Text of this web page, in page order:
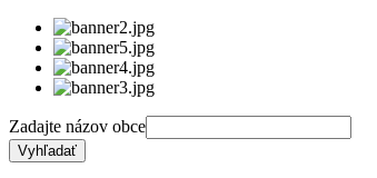
Zadajte názov obce